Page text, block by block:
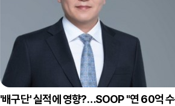
'배구단' 실적에 영향?…SOOP "연 60억 수